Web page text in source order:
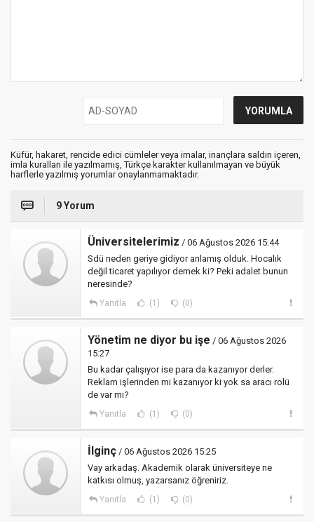
Küfür, hakaret, rencide edici cümleler veya imalar, inançlara saldırı içeren,
imla kuralları ile yazılmamış, Türkçe karakter kullanılmayan ve büyük
harflerle yazılmış yorumlar onaylanmamaktadır.
9 Yorum
Üniversitelerimiz / 06 Ağustos 2026 15:44
Sdü neden geriye gidiyor anlamış olduk. Hocalık
değil ticaret yapılıyor demek ki? Peki adalet bunun
neresinde?
Yanıtla (1) (0)
Yönetim ne diyor bu işe / 06 Ağustos 2026
15:27
Bu kadar çalışıyor ise para da kazanıyor derler.
Reklam işlerinden mi kazanıyor ki yok sa aracı rolü
de var mı?
Yanıtla (1) (0)
İlginç / 06 Ağustos 2026 15:25
Vay arkadaş. Akademik olarak üniversiteye ne
katkısı olmuş, yazarsanız öğreniriz.
Yanıtla (1) (0)